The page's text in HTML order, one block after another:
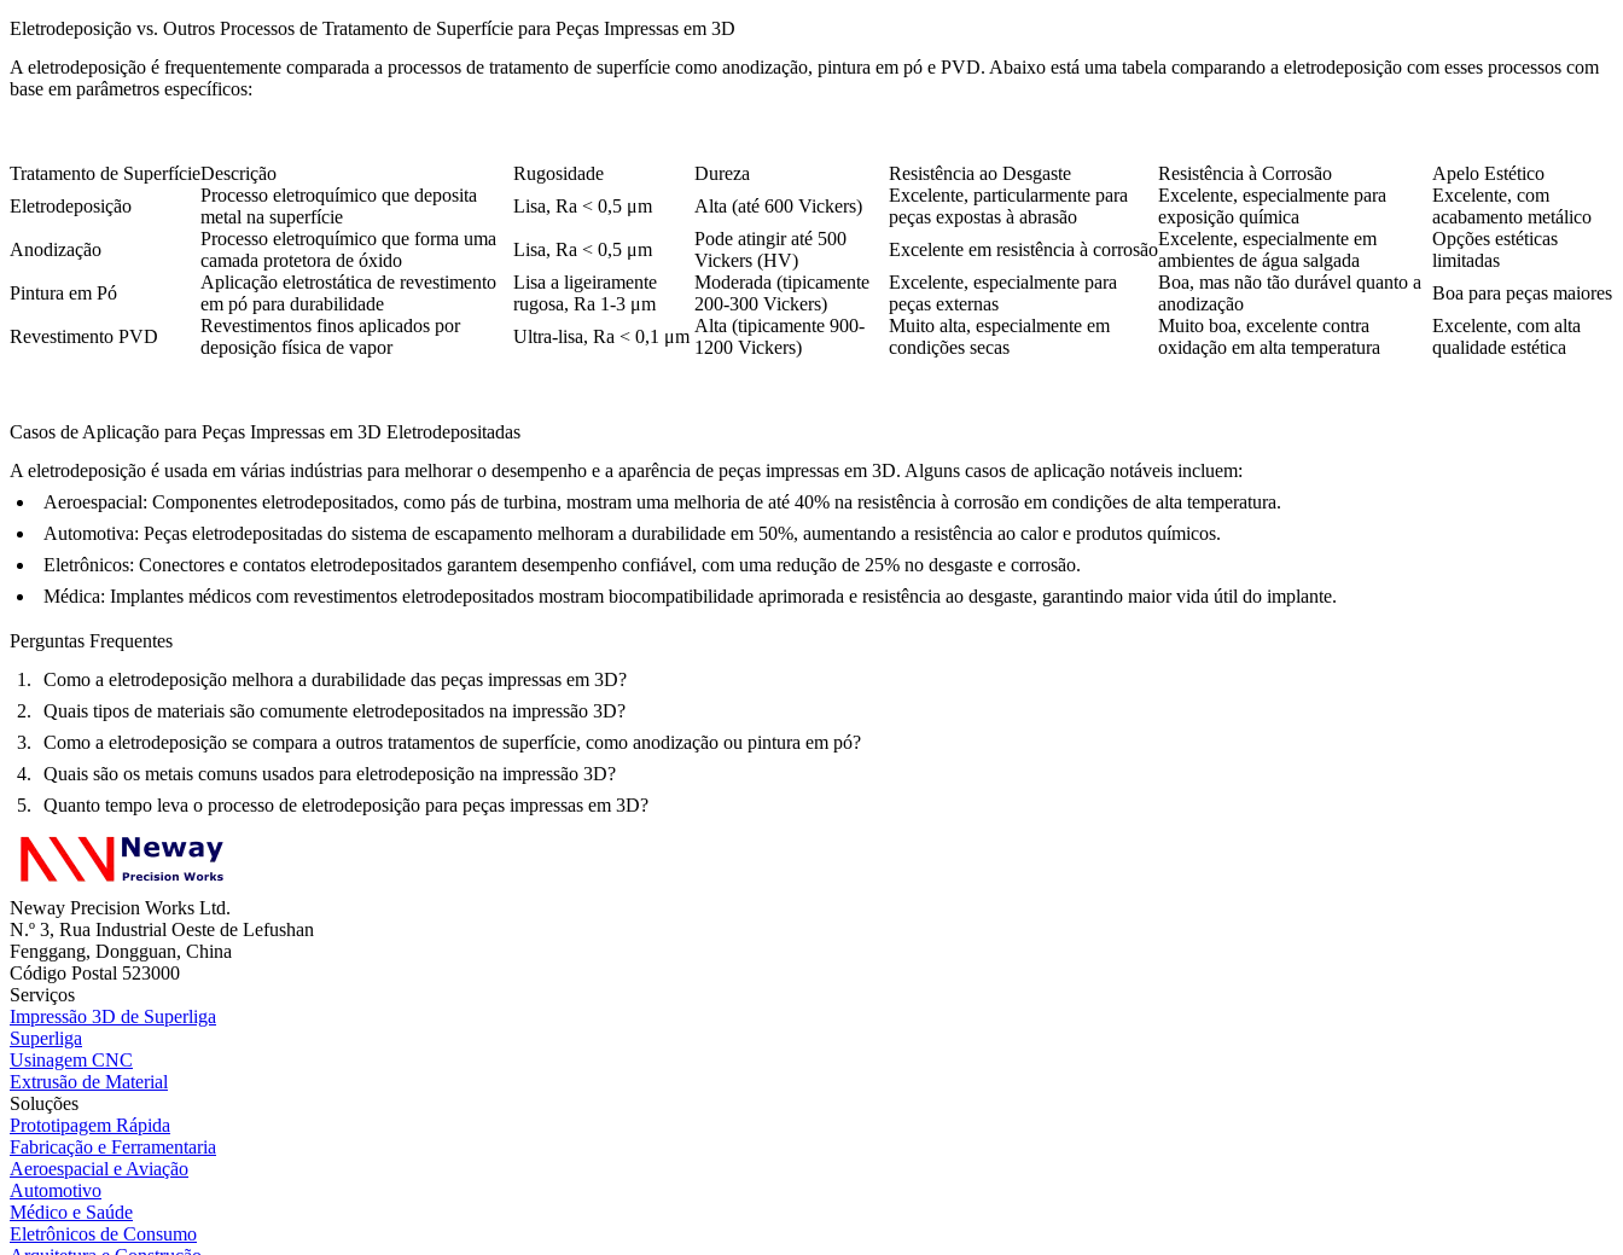
Eletrodeposição vs. Outros Processos de Tratamento de Superfície para Peças Impressas em 3D
A eletrodeposição é frequentemente comparada a processos de tratamento de superfície como anodização, pintura em pó e PVD. Abaixo está uma tabela comparando a eletrodeposição com esses processos com
base em parâmetros específicos:
Tratamento de SuperfícieDescrição Rugosidade Dureza Resistência ao Desgaste Resistência à Corrosão
Apelo Estético
Eletrodeposição
Processo eletroquímico que deposita
metal na superfície
Lisa, Ra < 0,5 μm Alta (até 600 Vickers)
Excelente, particularmente para
peças expostas à abrasão
Excelente, especialmente para
exposição química
Excelente, com
acabamento metálico
Anodização
Processo eletroquímico que forma uma
camada protetora de óxido
Lisa, Ra < 0,5 μm
Pode atingir até 500
Vickers (HV)
Excelente em resistência à corrosão
Excelente, especialmente em
ambientes de água salgada
Opções estéticas
limitadas
Pintura em Pó
Aplicação eletrostática de revestimento
em pó para durabilidade
Lisa a ligeiramente
rugosa, Ra 1-3 μm
Moderada (tipicamente
200-300 Vickers)
Excelente, especialmente para
peças externas
Boa, mas não tão durável quanto a
anodização
Boa para peças maiores
Revestimento PVD
Revestimentos finos aplicados por
deposição física de vapor
Ultra-lisa, Ra < 0,1 μm
Alta (tipicamente 900-
1200 Vickers)
Muito alta, especialmente em
condições secas
Muito boa, excelente contra
oxidação em alta temperatura
Excelente, com alta
qualidade estética
Casos de Aplicação para Peças Impressas em 3D Eletrodepositadas
A eletrodeposição é usada em várias indústrias para melhorar o desempenho e a aparência de peças impressas em 3D. Alguns casos de aplicação notáveis incluem:
Aeroespacial: Componentes eletrodepositados, como pás de turbina, mostram uma melhoria de até 40% na resistência à corrosão em condições de alta temperatura.
Automotiva: Peças eletrodepositadas do sistema de escapamento melhoram a durabilidade em 50%, aumentando a resistência ao calor e produtos químicos.
Eletrônicos: Conectores e contatos eletrodepositados garantem desempenho confiável, com uma redução de 25% no desgaste e corrosão.
Médica: Implantes médicos com revestimentos eletrodepositados mostram biocompatibilidade aprimorada e resistência ao desgaste, garantindo maior vida útil do implante.
Perguntas Frequentes
Como a eletrodeposição melhora a durabilidade das peças impressas em 3D?
Quais tipos de materiais são comumente eletrodepositados na impressão 3D?
Como a eletrodeposição se compara a outros tratamentos de superfície, como anodização ou pintura em pó?
Quais são os metais comuns usados para eletrodeposição na impressão 3D?
Quanto tempo leva o processo de eletrodeposição para peças impressas em 3D?
Neway Precision Works Ltd.
N.º 3, Rua Industrial Oeste de Lefushan
Fenggang, Dongguan, China
Código Postal 523000
Serviços
Impressão 3D de Superliga
Superliga
Usinagem CNC
Extrusão de Material
Soluções
Prototipagem Rápida
Fabricação e Ferramentaria
Aeroespacial e Aviação
Automotivo
Médico e Saúde
Eletrônicos de Consumo